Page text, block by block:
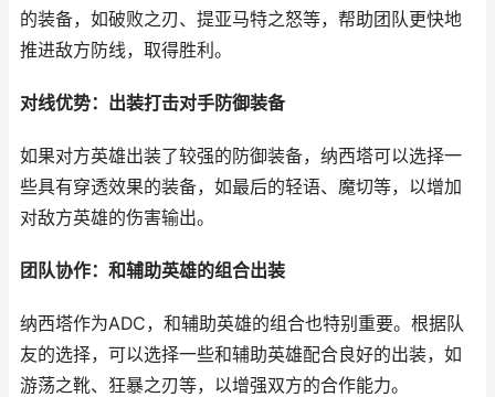
的装备，如破败之刃、提亚马特之怒等，帮助团队更快地
推进敌方防线，取得胜利。
对线优势：出装打击对手防御装备
如果对方英雄出装了较强的防御装备，纳西塔可以选择一
些具有穿透效果的装备，如最后的轻语、魔切等，以增加
对敌方英雄的伤害输出。
团队协作：和辅助英雄的组合出装
纳西塔作为ADC，和辅助英雄的组合也特别重要。根据队
友的选择，可以选择一些和辅助英雄配合良好的出装，如
游荡之靴、狂暴之刃等，以增强双方的合作能力。